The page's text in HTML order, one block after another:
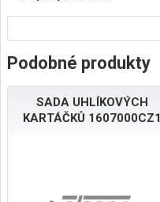
Podobné produkty
SADA UHLÍKOVÝCH
KARTÁČKŮ 1607000CZ1